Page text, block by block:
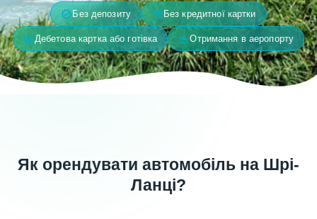
verified Без депозиту credit_card_off Без кредитної картки
paymentsДебетова картка або готівка flight_landОтримання в аеропорту
Як орендувати автомобіль на Шрі-
Ланці?